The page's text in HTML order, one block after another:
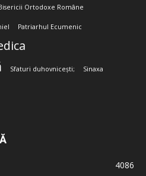
Ortodoxe Române
Patriarhul Ecumenic
Sfaturi duhovnicești; Sinaxa
4086